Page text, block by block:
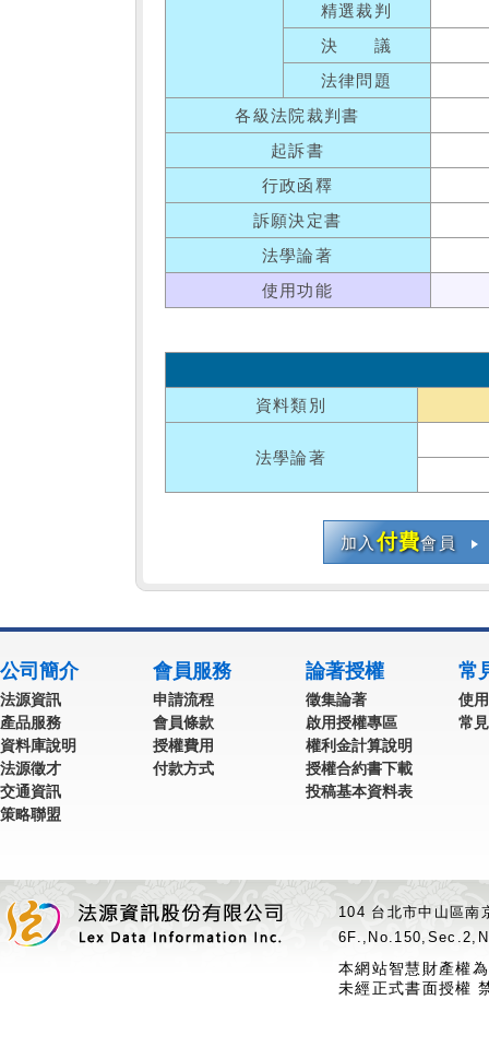
精選裁判
決 議
法律問題
各級法院裁判書
起訴書
行政函釋
訴願決定書
法學論著
使用功能
資料類別
法學論著
加入付費會員
公司簡介
法源資訊
產品服務
資料庫說明
法源徵才
交通資訊
策略聯盟
會員服務
申請流程
會員條款
授權費用
付款方式
論著授權
徵集論著
啟用授權專區
權利金計算說明
授權合約書下載
投稿基本資料表
常
使
常
104 台北市中山區
本網站智慧財產權
未經正式書面授權